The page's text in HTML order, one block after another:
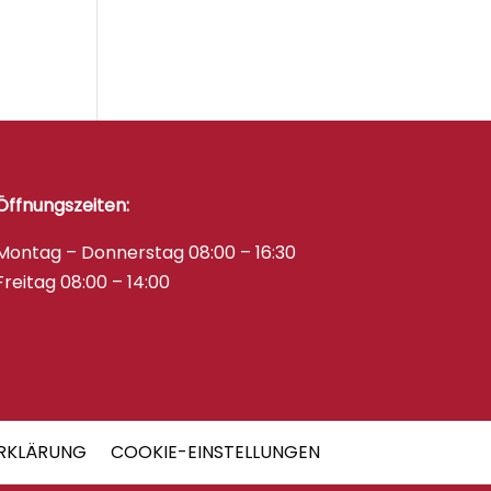
– Donnerstag 08:00 – 16:30
08:00 – 14:00
COOKIE-EINSTELLUNGEN